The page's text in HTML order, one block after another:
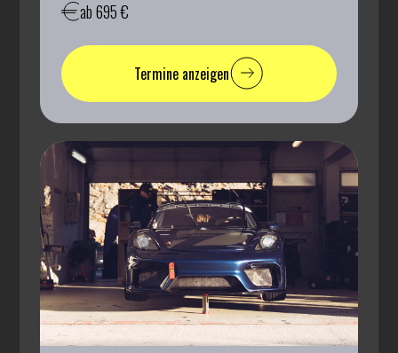
ab 695 €
Termine anzeigen